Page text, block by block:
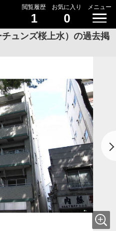
閲覧履歴
1
お気に入り
0
メニュー
ュンズ桜上水）の過去掲